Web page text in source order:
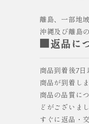
離島、一部地
沖縄及び離島
■返品に
商品到着後7日
商品が到着し
商品の品質に
どがございま
すぐに返品・